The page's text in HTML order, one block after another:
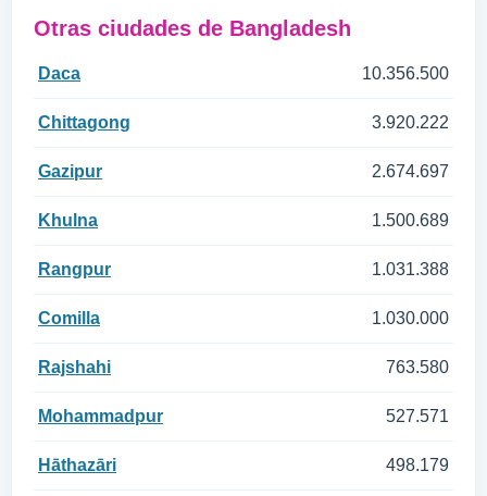
Otras ciudades de Bangladesh
Daca 10.356.500
Chittagong 3.920.222
Gazipur 2.674.697
Khulna 1.500.689
Rangpur 1.031.388
Comilla 1.030.000
Rajshahi 763.580
Mohammadpur 527.571
Hāthazāri 498.179